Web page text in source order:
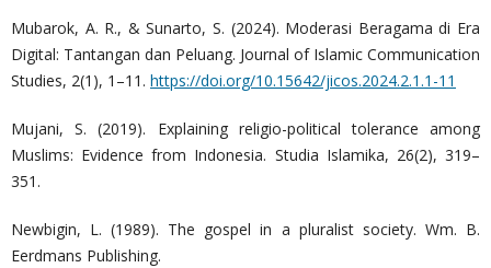
Mubarok, A. R., & Sunarto, S. (2024). Moderasi Beragama di Era
Digital: Tantangan dan Peluang. Journal of Islamic Communication
Studies, 2(1), 1–11. https://doi.org/10.15642/jicos.2024.2.1.1-11
Mujani, S. (2019). Explaining religio-political tolerance among
Muslims: Evidence from Indonesia. Studia Islamika, 26(2), 319–
351.
Newbigin, L. (1989). The gospel in a pluralist society. Wm. B.
Eerdmans Publishing.